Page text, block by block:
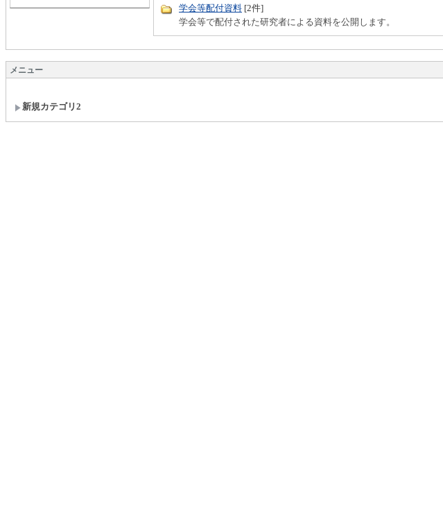
学会等配付資料 [2件]
学会等で配付された研究者による資料を公開します。
メニュー
新規カテゴリ2